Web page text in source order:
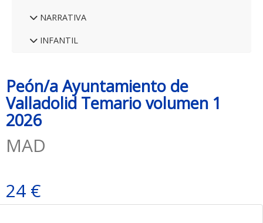
NARRATIVA
INFANTIL
Peón/a Ayuntamiento de
Valladolid Temario volumen 1
2026
MAD
24 €